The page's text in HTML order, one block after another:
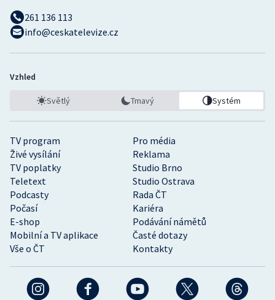
TV program
Pro média
Živé vysílání
Reklama
TV poplatky
Studio Brno
Teletext
Studio Ostrava
Podcasty
Rada ČT
Počasí
Kariéra
E-shop
Podávání námětů
Mobilní a TV aplikace
Časté dotazy
Vše o ČT
Kontakty
261 136 113
info@ceskatelevize.cz
Vzhled
Světlý Tmavý Systém